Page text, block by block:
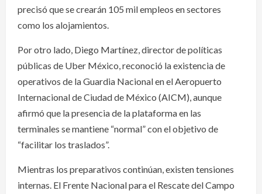
precisó que se crearán 105 mil empleos en sectores
como los alojamientos.
Por otro lado, Diego Martínez, director de políticas
públicas de Uber México, reconoció la existencia de
operativos de la Guardia Nacional en el Aeropuerto
Internacional de Ciudad de México (AICM), aunque
afirmó que la presencia de la plataforma en las
terminales se mantiene “normal” con el objetivo de
“facilitar los traslados”.
Mientras los preparativos continúan, existen tensiones
internas. El Frente Nacional para el Rescate del Campo